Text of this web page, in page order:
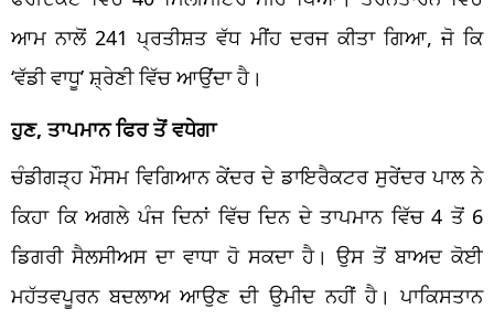
ਆਮ ਨਾਲੋਂ 241 ਪ੍ਰਤੀਸ਼ਤ ਵੱਧ ਮੀਂਹ ਦਰਜ ਕੀਤਾ ਗਿਆ, ਜੋ ਕਿ
‘ਵੱਡੀ ਵਾਧੂ’ ਸ਼੍ਰੇਣੀ ਵਿੱਚ ਆਉਂਦਾ ਹੈ।
ਹੁਣ, ਤਾਪਮਾਨ ਫਿਰ ਤੋਂ ਵਧੇਗਾ
ਚੰਡੀਗੜ੍ਹ ਮੌਸਮ ਵਿਗਿਆਨ ਕੇਂਦਰ ਦੇ ਡਾਇਰੈਕਟਰ ਸੁਰੇਂਦਰ ਪਾਲ ਨੇ
ਕਿਹਾ ਕਿ ਅਗਲੇ ਪੰਜ ਦਿਨਾਂ ਵਿੱਚ ਦਿਨ ਦੇ ਤਾਪਮਾਨ ਵਿੱਚ 4 ਤੋਂ 6
ਡਿਗਰੀ ਸੈਲਸੀਅਸ ਦਾ ਵਾਧਾ ਹੋ ਸਕਦਾ ਹੈ। ਉਸ ਤੋਂ ਬਾਅਦ ਕੋਈ
ਮਹੱਤਵਪੂਰਨ ਬਦਲਾਅ ਆਉਣ ਦੀ ਉਮੀਦ ਨਹੀਂ ਹੈ। ਪਾਕਿਸਤਾਨ